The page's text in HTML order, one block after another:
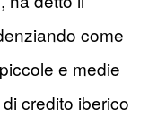
come
e medie
credito iberico